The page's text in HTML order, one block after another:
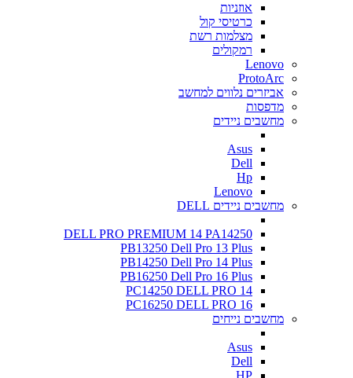
אוזניות
כרטיסי קול
מצלמות רשת
רמקולים
Lenovo
ProtoArc
אביזרים נלווים למחשב
מדפסות
מחשבים ניידים
Asus
Dell
Hp
Lenovo
מחשבים ניידים DELL
DELL PRO PREMIUM 14 PA14250
PB13250 Dell Pro 13 Plus
PB14250 Dell Pro 14 Plus
PB16250 Dell Pro 16 Plus
PC14250 DELL PRO 14
PC16250 DELL PRO 16
מחשבים נייחים
Asus
Dell
HP